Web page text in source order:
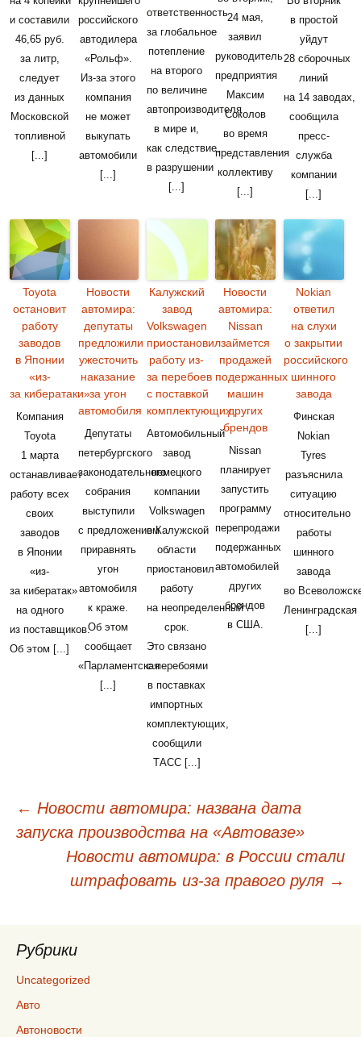
и составили
46,65 руб.
за литр,
следует
из данных
Московской
топливной
[...]
российского
автодилера
«Рольф».
Из-за этого
компания
не может
выкупать
автомобили
[...]
ответственность
за глобальное
потепление
на второго
по величине
автопроизводителя
в мире и,
как следствие,
в разрушении
[...]
24 мая,
заявил
руководитель
предприятия
Максим
Соколов
во время
представления
коллективу
[...]
в простой
уйдут
28 сборочных
линий
на 14 заводах,
сообщила
пресс-
служба
компании
[...]
Toyota
остановит
работу
заводов
в Японии
«из-
за кибератаки»
Компания
Toyota
1 марта
останавливает
работу всех
своих
заводов
в Японии
«из-
за кибератак»
на одного
из поставщиков.
Об этом [...]
Новости
автомира:
депутаты
предложили
ужесточить
наказание
за угон
автомобиля
Депутаты
петербургского
законодательного
собрания
выступили
с предложением
приравнять
угон
автомобиля
к краже.
Об этом
сообщает
«Парламентская
[...]
Калужский
завод
Volkswagen
приостановил
работу из-
за перебоев
с поставкой
комплектующих
Автомобильный
завод
немецкого
компании
Volkswagen
в Калужской
области
приостановил
работу
на неопределенный
срок.
Это связано
с перебоями
в поставках
импортных
комплектующих,
сообщили
ТАСС [...]
Новости
автомира:
Nissan
займется
продажей
подержанных
машин
других
брендов
Nissan
планирует
запустить
программу
перепродажи
подержанных
автомобилей
других
брендов
в США.
Nokian
ответил
на слухи
о закрытии
российского
шинного
завода
Финская
Nokian
Tyres
разъяснила
ситуацию
относительно
работы
шинного
завода
во
Ленинградская
[...]
Навигация
← Новости автомира: названа дата
запуска производства на «Автовазе»
Новости автомира: в России стали
штрафовать из-за правого руля →
Рубрики
Uncategorized
Авто
Автоновости